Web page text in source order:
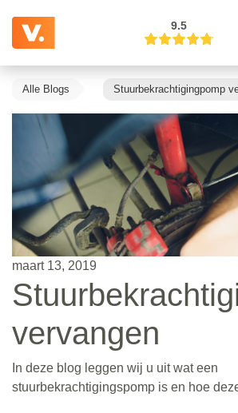
9.5
Alle Blogs Stuurbekrachtigingpomp
maart 13, 2019
vervangen
In deze blog leggen wij u uit wat een
stuurbekrachtigingspomp is en hoe